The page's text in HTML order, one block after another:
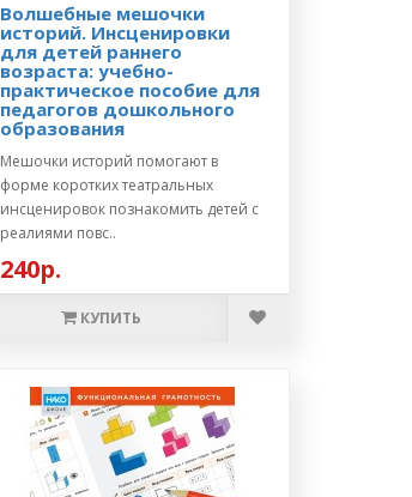
Волшебные мешочки
историй. Инсценировки
для детей раннего
возраста: учебно-
практическое пособие для
педагогов дошкольного
образования
Мешочки историй помогают в
форме коротких театральных
инсценировок познакомить детей с
реалиями повс..
240р.
КУПИТЬ